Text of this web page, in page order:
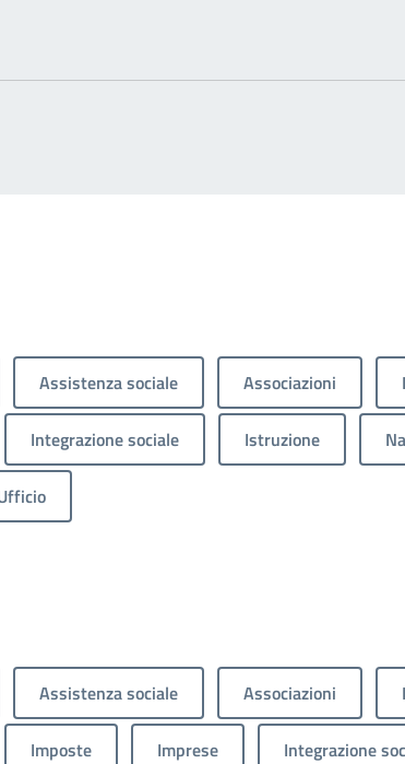
Assistenza sociale Associazioni
Integrazione sociale Istruzione
Assistenza sociale Associazioni
Imposte Imprese Integrazione